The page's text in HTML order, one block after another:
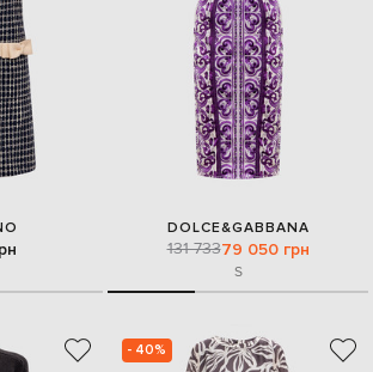
DOLCE&GABBANA
131 73379 050 грн
S
- 40%